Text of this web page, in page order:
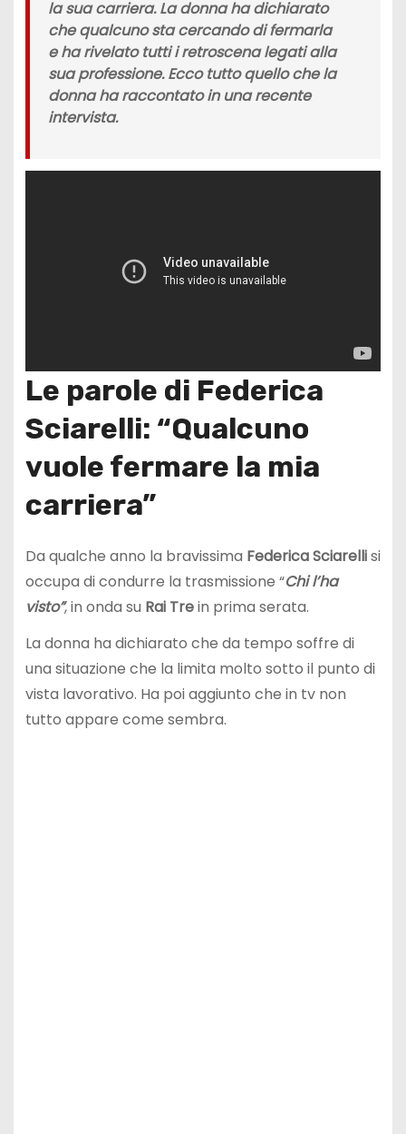
la sua carriera. La donna ha dichiarato
che qualcuno sta cercando di fermarla
e ha rivelato tutti i retroscena legati alla
sua professione. Ecco tutto quello che la
donna ha raccontato in una recente
intervista.
Le parole di Federica
Sciarelli: “Qualcuno
vuole fermare la mia
carriera”
Da qualche anno la bravissima Federica Sciarellisi
occupa di condurre la trasmissione “Chi l’ha
visto”, in onda su Rai Trein prima serata.
La donna ha dichiarato che da tempo soffre di
una situazione che la limita molto sotto il punto di
vista lavorativo. Ha poi aggiunto che in tv non
tutto appare come sembra.